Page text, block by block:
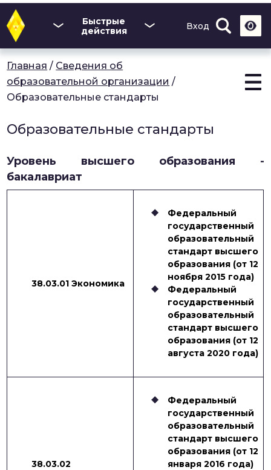
Перейти
основному
содержанию
Быстрые
действия
Вход
Главная / Сведения об
образовательной организации /
Образовательные стандарты
Образовательные стандарты
Уровень высшего образования -
бакалавриат
38.03.01 Экономика
Федеральный
государственный
образовательный
стандарт высшего
образования (от 12
ноября 2015 года)
Федеральный
государственный
образовательный
стандарт высшего
образования (от 12
августа 2020 года)
38.03.02
Федеральный
государственный
образовательный
стандарт высшего
образования (от 12
января 2016 года)